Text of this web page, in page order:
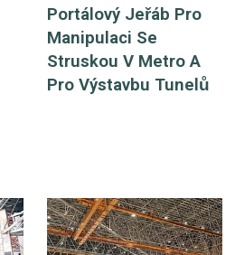
Portálový Jeřáb Pro
Manipulaci Se
Struskou V Metro A
Pro Výstavbu Tunelů